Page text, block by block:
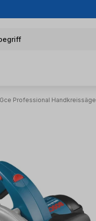
Professional Handkreissäge